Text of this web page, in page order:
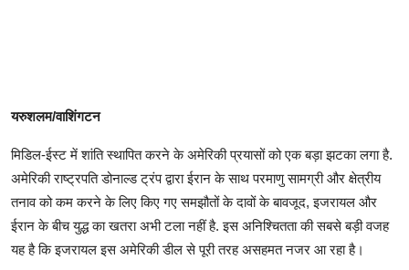
यरुशलम/वाशिंगटन
मिडिल-ईस्ट में शांति स्थापित करने के अमेरिकी प्रयासों को एक बड़ा झटका लगा है.
अमेरिकी राष्ट्रपति डोनाल्ड ट्रंप द्वारा ईरान के साथ परमाणु सामग्री और क्षेत्रीय
तनाव को कम करने के लिए किए गए समझौतों के दावों के बावजूद, इजरायल और
ईरान के बीच युद्ध का खतरा अभी टला नहीं है. इस अनिश्चितता की सबसे बड़ी वजह
यह है कि इजरायल इस अमेरिकी डील से पूरी तरह असहमत नजर आ रहा है।